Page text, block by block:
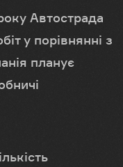
Автострада
у порівнянні з
планує